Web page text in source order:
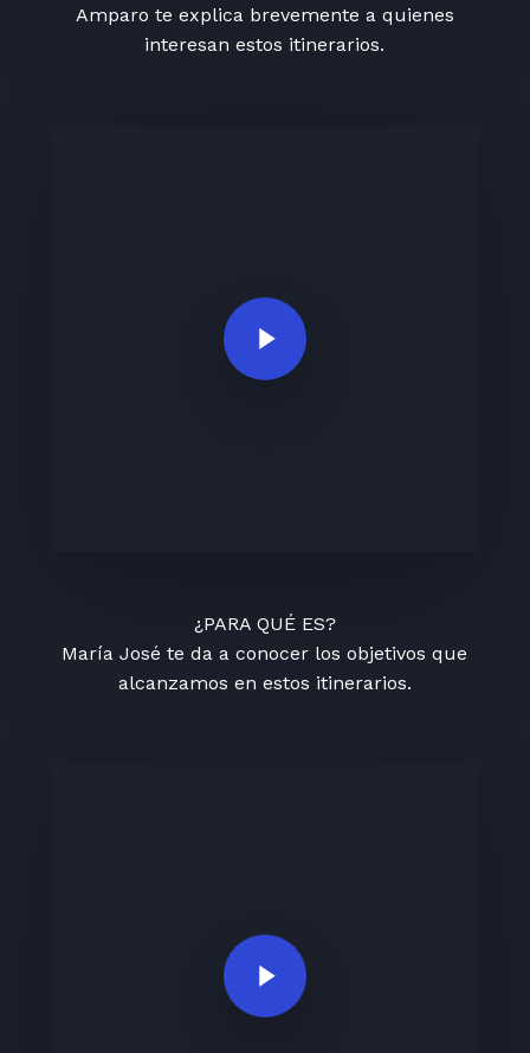
Amparo te explica brevemente a quienes
interesan estos itinerarios.
Play Video
¿PARA QUÉ ES?
María José te da a conocer los objetivos que
alcanzamos en estos itinerarios.
Play Video